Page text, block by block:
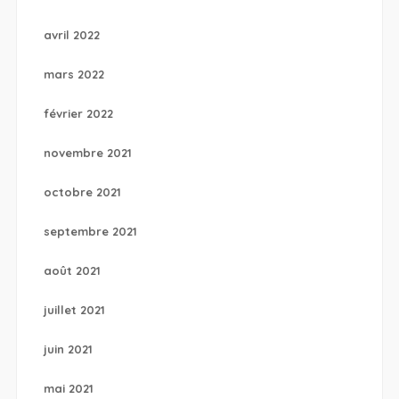
avril 2022
mars 2022
février 2022
novembre 2021
octobre 2021
septembre 2021
août 2021
juillet 2021
juin 2021
mai 2021